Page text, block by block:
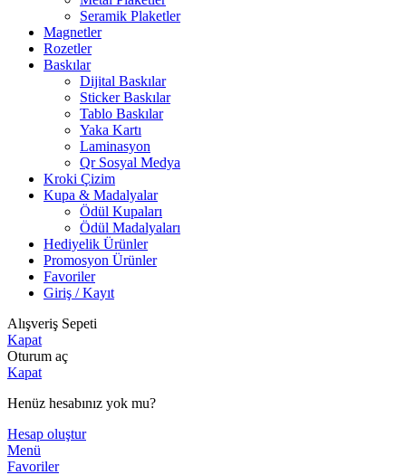
Seramik Plaketler
Magnetler
Rozetler
Baskılar
Dijital Baskılar
Sticker Baskılar
Tablo Baskılar
Yaka Kartı
Laminasyon
Qr Sosyal Medya
Kroki Çizim
Kupa & Madalyalar
Ödül Kupaları
Ödül Madalyaları
Hediyelik Ürünler
Promosyon Ürünler
Favoriler
Giriş / Kayıt
Alışveriş Sepeti
Kapat
Oturum aç
Kapat
Henüz hesabınız yok mu?
Hesap oluştur
Menü
Favoriler